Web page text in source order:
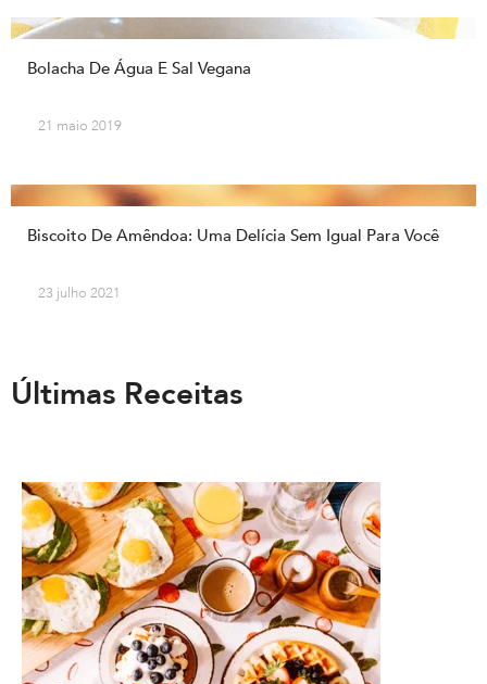
Bolacha De Água E Sal Vegana
21 maio 2019
Biscoito De Amêndoa: Uma Delícia Sem Igual Para Você
23 julho 2021
Últimas Receitas